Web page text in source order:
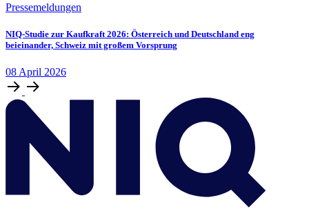
Pressemeldungen
NIQ-Studie zur Kaufkraft 2026: Österreich und Deutschland eng
beieinander, Schweiz mit großem Vorsprung
08 April 2026